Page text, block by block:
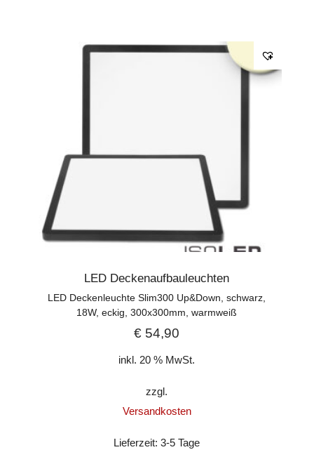
LED Deckenaufbauleuchten
LED Deckenleuchte Slim300 Up&Down, schwarz,
18W, eckig, 300x300mm, warmweiß
€ 54,90
inkl. 20 % MwSt.
zzgl.
Versandkosten
Lieferzeit:3-5 Tage